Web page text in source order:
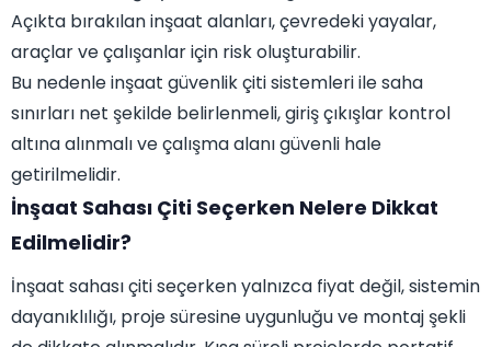
Açıkta bırakılan inşaat alanları, çevredeki yayalar,
araçlar ve çalışanlar için risk oluşturabilir.
Bu nedenle inşaat güvenlik çiti sistemleri ile saha
sınırları net şekilde belirlenmeli, giriş çıkışlar kontrol
altına alınmalı ve çalışma alanı güvenli hale
getirilmelidir.
İnşaat Sahası Çiti Seçerken Nelere Dikkat
Edilmelidir?
İnşaat sahası çiti seçerken yalnızca fiyat değil, sistemin
dayanıklılığı, proje süresine uygunluğu ve montaj şekli